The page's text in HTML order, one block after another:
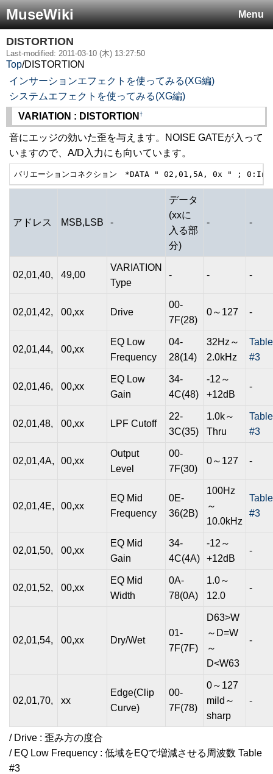
Menu
MuseWiki
DISTORTION
Last-modified: 2011-03-10 (木) 13:27:50
Top/DISTORTION
インサーションエフェクトを使ってみる(XG編)
システムエフェクトを使ってみる(XG編)
VARIATION : DISTORTION †
音にエッジの効いた歪を与えます。NOISE GATEが入って
いますので、A/D入力にも向いています。
バリエーションコネクション　*DATA " 02,01,5A, 0x " ;
アドレス MSB,LSB -
データ
(xxに
入る部
分)
- -
02,01,40, 49,00
VARIATION
Type
- - -
02,01,42, 00,xx Drive
00-
7F(28)
0～127 -
02,01,44, 00,xx
EQ Low
Frequency
04-
28(14)
32Hz～
2.0kHz
Table
#3
02,01,46, 00,xx
EQ Low
Gain
34-
4C(48)
-12～
+12dB
-
02,01,48, 00,xx LPF Cutoff
22-
3C(35)
1.0k～
Thru
Table
#3
02,01,4A, 00,xx
Output
Level
00-
7F(30)
0～127 -
02,01,4E, 00,xx
EQ Mid
Frequency
0E-
36(2B)
100Hz
～
10.0kHz
Table
#3
02,01,50, 00,xx
EQ Mid
Gain
34-
4C(4A)
-12～
+12dB
-
02,01,52, 00,xx
EQ Mid
Width
0A-
78(0A)
1.0～
12.0
-
02,01,54, 00,xx Dry/Wet
01-
7F(7F)
D63>W
～D=W
～
D<W63
-
02,01,70, xx
Edge(Clip
Curve)
00-
7F(78)
0～127
mild～
sharp
-
/ Drive : 歪み方の度合
/ EQ Low Frequency : 低域をEQで増減させる周波数 Table
#3